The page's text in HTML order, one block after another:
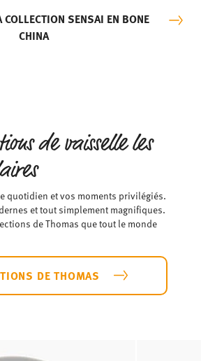
COLLECTION SENSAI EN BONE
CHINA
de vaisselle les
quotidien et vos moments privilégiés.
et tout simplement magnifiques.
de Thomas que tout le monde
DE THOMAS